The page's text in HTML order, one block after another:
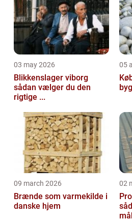
03 may 2026
Blikkenslager viborg
sådan vælger du den
rigtige ...
05
09 march 2026
Brænde som varmekilde i
danske hjem
02